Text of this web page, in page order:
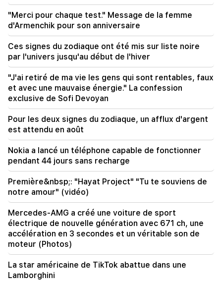
La Biélorussie n’a pas le système de gestion de
l’URSS. Loukachenko
09:45
L’Église arménienne doit être protégée partout,
mais le moyen d’y mettre fin est de changer de
pouvoir. Tigran Abrahamian
09:28
Ils tenteront de gagner le cœur de Sassoon.
"Publication"
09:11
"Publication". "Le mendiant n'aura pas de ventre"
d'Araik Harutyunyan ?
"Merci pour chaque test." Message de la femme
d'Armenchik pour son anniversaire
Ces signes du zodiaque ont été mis sur liste noire
par l'univers jusqu'au début de l'hiver
"J'ai retiré de ma vie les gens qui sont rentables, faux
et avec une mauvaise énergie." La confession
exclusive de Sofi Devoyan
Pour les deux signes du zodiaque, un afflux d'argent
est attendu en août
Nokia a lancé un téléphone capable de fonctionner
pendant 44 jours sans recharge
Première&nbsp;: "Hayat Project" "Tu te souviens de
notre amour" (vidéo)
Mercedes-AMG a créé une voiture de sport
électrique de nouvelle génération avec 671 ch, une
accélération en 3 secondes et un véritable son de
moteur (Photos)
La star américaine de TikTok abattue dans une
Lamborghini